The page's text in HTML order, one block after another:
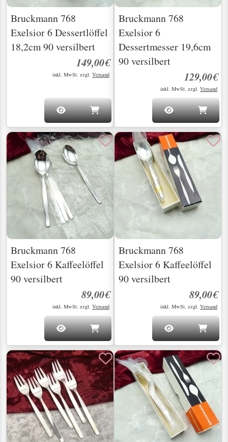
Bruckmann 768
Exelsior 6 Dessertlöffel
18,2cm 90 versilbert
149,00€
inkl. MwSt. zzgl. Versand
Bruckmann 768
Exelsior 6
Dessertmesser 19,6cm
90 versilbert
129,00€
inkl. MwSt. zzgl. Versand
Bruckmann 768
Exelsior 6 Kaffeelöffel
90 versilbert
89,00€
inkl. MwSt. zzgl. Versand
Bruckmann 768
Exelsior 6 Kaffeelöffel
90 versilbert
89,00€
inkl. MwSt. zzgl. Versand